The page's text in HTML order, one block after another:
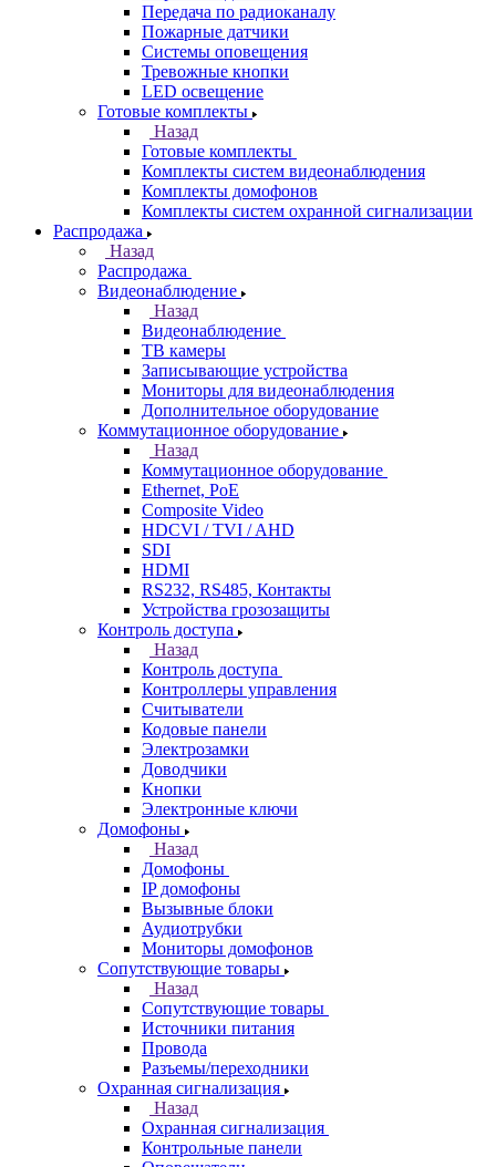
Передача по радиоканалу
Пожарные датчики
Системы оповещения
Тревожные кнопки
LED освещение
Готовые комплекты
Назад
Готовые комплекты
Комплекты систем видеонаблюдения
Комплекты домофонов
Комплекты систем охранной сигнализации
Распродажа
Назад
Распродажа
Видеонаблюдение
Назад
Видеонаблюдение
ТВ камеры
Записывающие устройства
Мониторы для видеонаблюдения
Дополнительное оборудование
Коммутационное оборудование
Назад
Коммутационное оборудование
Ethernet, PoE
Composite Video
HDCVI / TVI / AHD
SDI
HDMI
RS232, RS485, Контакты
Устройства грозозащиты
Контроль доступа
Назад
Контроль доступа
Контроллеры управления
Считыватели
Кодовые панели
Электрозамки
Доводчики
Кнопки
Электронные ключи
Домофоны
Назад
Домофоны
IP домофоны
Вызывные блоки
Аудиотрубки
Мониторы домофонов
Сопутствующие товары
Назад
Сопутствующие товары
Источники питания
Провода
Разъемы/переходники
Охранная сигнализация
Назад
Охранная сигнализация
Контрольные панели